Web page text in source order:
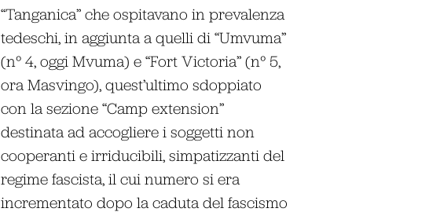
“Tanganica” che ospitavano in prevalenza
tedeschi, in aggiunta a quelli di “Umvuma”
(n° 4, oggi Mvuma) e “Fort Victoria” (n° 5,
ora Masvingo), quest’ultimo sdoppiato
con la sezione “Camp extension”
destinata ad accogliere i soggetti non
cooperanti e irriducibili, simpatizzanti del
regime fascista, il cui numero si era
incrementato dopo la caduta del fascismo